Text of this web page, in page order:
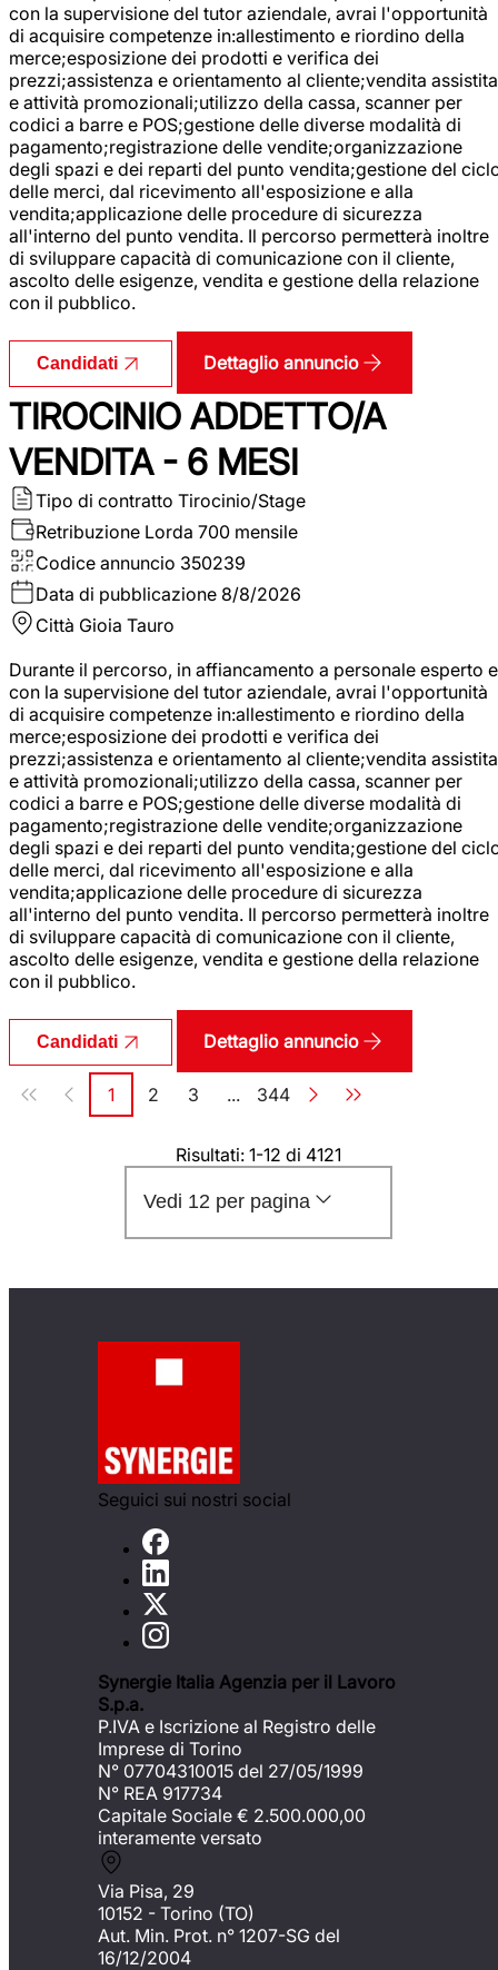
con la supervisione del tutor aziendale, avrai l'opportunità
di acquisire competenze in:allestimento e riordino della
merce;esposizione dei prodotti e verifica dei
prezzi;assistenza e orientamento al cliente;vendita assistita
e attività promozionali;utilizzo della cassa, scanner per
codici a barre e POS;gestione delle diverse modalità di
pagamento;registrazione delle vendite;organizzazione
degli spazi e dei reparti del punto vendita;gestione del
delle merci, dal ricevimento all'esposizione e alla
vendita;applicazione delle procedure di sicurezza
all'interno del punto vendita. Il percorso permetterà inoltre
di sviluppare capacità di comunicazione con il cliente,
ascolto delle esigenze, vendita e gestione della relazione
con il pubblico.
Candidati Dettaglio annuncio
TIROCINIO ADDETTO/A
VENDITA - 6 MESI
Tipo di contratto Tirocinio/Stage
Retribuzione Lorda 700 mensile
Codice annuncio 350239
Data di pubblicazione 8/8/2026
Città Gioia Tauro
Durante il percorso, in affiancamento a personale esperto e
con la supervisione del tutor aziendale, avrai l'opportunità
di acquisire competenze in:allestimento e riordino della
merce;esposizione dei prodotti e verifica dei
prezzi;assistenza e orientamento al cliente;vendita assistita
e attività promozionali;utilizzo della cassa, scanner per
codici a barre e POS;gestione delle diverse modalità di
pagamento;registrazione delle vendite;organizzazione
degli spazi e dei reparti del punto vendita;gestione del
delle merci, dal ricevimento all'esposizione e alla
vendita;applicazione delle procedure di sicurezza
all'interno del punto vendita. Il percorso permetterà inoltre
di sviluppare capacità di comunicazione con il cliente,
ascolto delle esigenze, vendita e gestione della relazione
con il pubblico.
Candidati Dettaglio annuncio
Paginazione
Pagina
1 Pagina
2 Pagina
3 ... Pagina
344
Risultati: 1-12 di 4121
Vedi 12 per pagina
Seguici sui nostri social
Synergie Italia Agenzia per il Lavoro
S.p.a.
P.IVA e Iscrizione al Registro delle
Imprese di Torino
N° 07704310015 del 27/05/1999
N° REA 917734
Capitale Sociale € 2.500.000,00
interamente versato
Via Pisa, 29
10152 - Torino (TO)
Aut. Min. Prot. n° 1207-SG del
16/12/2004